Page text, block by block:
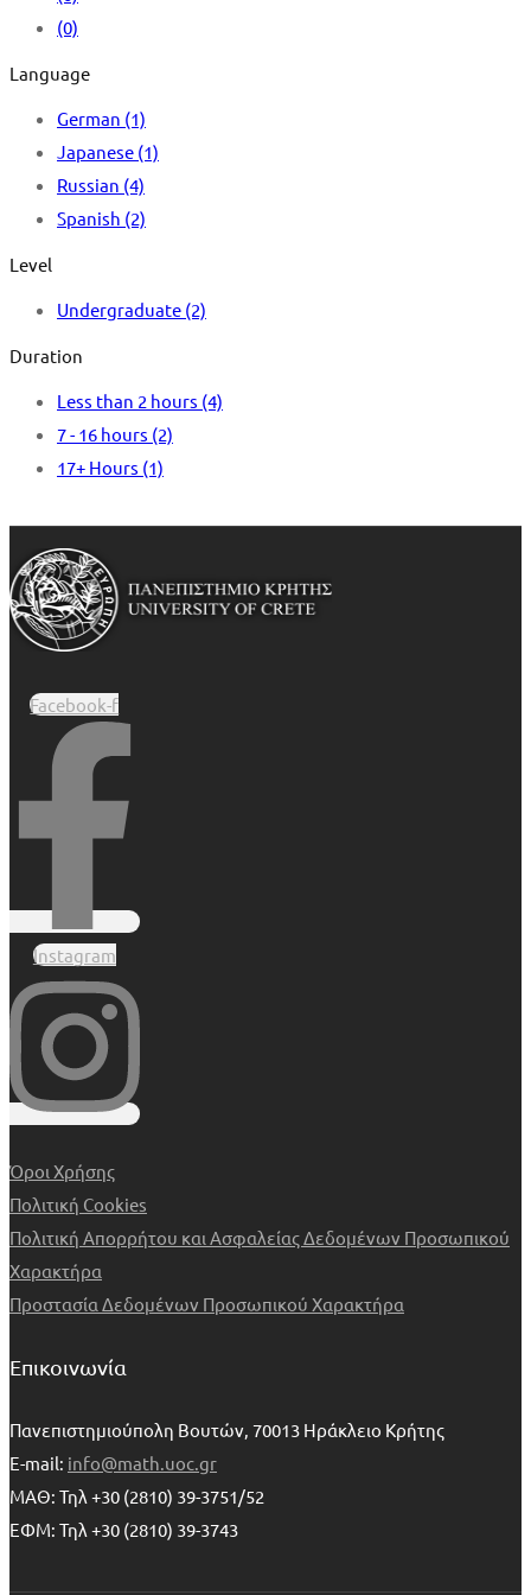
(0)
Language
German (1)
Japanese (1)
Russian (4)
Spanish (2)
Level
Undergraduate (2)
Duration
Less than 2 hours (4)
7 - 16 hours (2)
17+ Hours (1)
Facebook-f
Instagram
Όροι Χρήσης
Πολιτική Cookies
Πολιτική Απορρήτου και Ασφαλείας Δεδομένων Προσωπικού
Χαρακτήρα
Προστασία Δεδομένων Προσωπικού Χαρακτήρα
Επικοινωνία
Πανεπιστημιούπολη Βουτών, 70013 Ηράκλειο Κρήτης
E-mail: info@math.uoc.gr
ΜΑΘ: Τηλ +30 (2810) 39-3751/52
ΕΦΜ: Τηλ +30 (2810) 39-3743